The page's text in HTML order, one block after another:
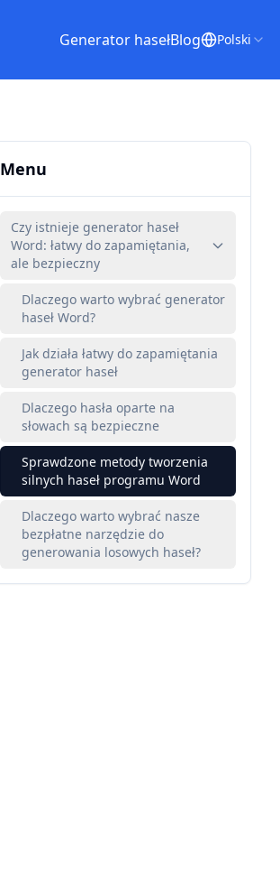
Generator hasełBlog Polski
Menu
Czy istnieje generator haseł
Word: łatwy do zapamiętania,
ale bezpieczny
Dlaczego warto wybrać generator
haseł Word?
Jak działa łatwy do zapamiętania
generator haseł
Dlaczego hasła oparte na
słowach są bezpieczne
Sprawdzone metody tworzenia
silnych haseł programu Word
Dlaczego warto wybrać nasze
bezpłatne narzędzie do
generowania losowych haseł?